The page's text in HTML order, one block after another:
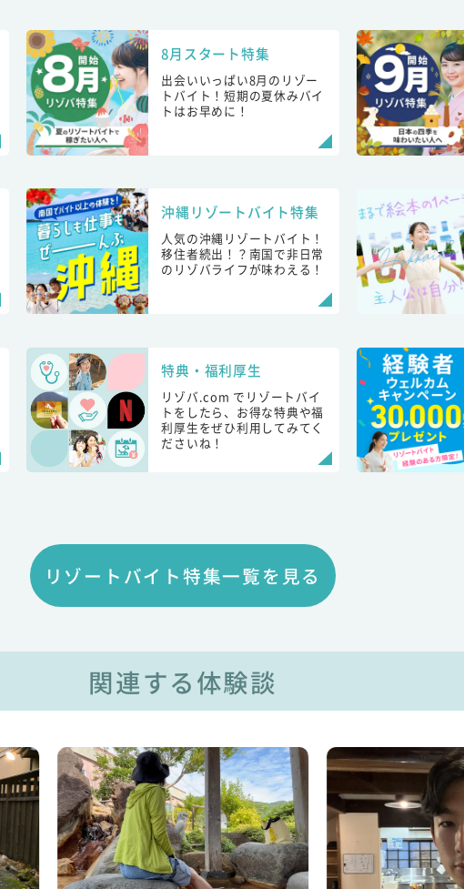
8月スタート特集
出会いいっぱい8月のリゾー
トバイト！短期の夏休みバイ
トはお早めに！
沖縄リゾートバイト特集
人気の沖縄リゾートバイト！
移住者続出！？南国で非日常
のリゾバライフが味わえる！
特典・福利厚生
リゾバ.com でリゾートバイ
トをしたら、お得な特典や福
利厚生をぜひ利用してみてく
ださいね！
リゾートバイト特集一覧を見る
関連する体験談